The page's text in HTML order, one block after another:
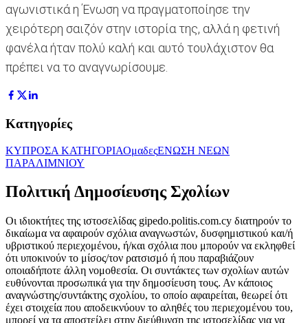
αγωνιστικά η Ένωση να πραγματοποίησε την
χειρότερη σαιζόν στην ιστορία της, αλλά η φετινή
φανέλα ήταν πολύ καλή και αυτό τουλάχιστον θα
πρέπει να το αναγνωρίσουμε.
Κατηγορίες
ΚΥΠΡΟΣΑ ΚΑΤΗΓΟΡΙΑΟμαδεςΕΝΩΣΗ ΝΕΩΝ
ΠΑΡΑΛΙΜΝIΟΥ
Πολιτική Δημοσίευσης Σχολίων
Οι ιδιοκτήτες της ιστοσελίδας gipedo.politis.com.cy διατηρούν το
δικαίωμα να αφαιρούν σχόλια αναγνωστών, δυσφημιστικού και/ή
υβριστικού περιεχομένου, ή/και σχόλια που μπορούν να εκληφθεί
ότι υποκινούν το μίσος/τον ρατσισμό ή που παραβιάζουν
οποιαδήποτε άλλη νομοθεσία. Οι συντάκτες των σχολίων αυτών
ευθύνονται προσωπικά για την δημοσίευση τους. Αν κάποιος
αναγνώστης/συντάκτης σχολίου, το οποίο αφαιρείται, θεωρεί ότι
έχει στοιχεία που αποδεικνύουν το αληθές του περιεχομένου του,
μπορεί να τα αποστείλει στην διεύθυνση της ιστοσελίδας για να